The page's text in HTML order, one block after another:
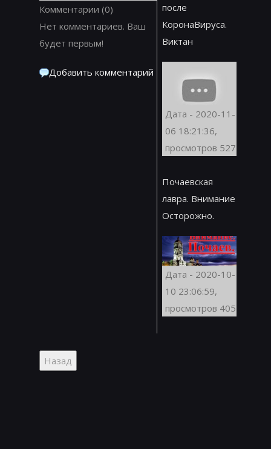
Комментарии (0)
Нет комментариев. Ваш
будет первым!
Добавить комментарий
после
КоронаВируса.
Виктан
Дата - 2020-11-
06 18:21:36,
просмотров 527
Почаевская
лавра. Внимание
Осторожно.
Дата - 2020-10-
10 23:06:59,
просмотров 405